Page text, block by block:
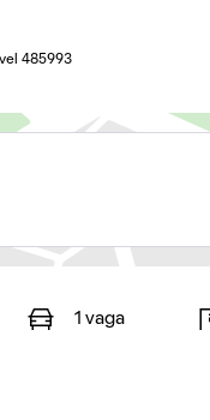
485993
1 vaga